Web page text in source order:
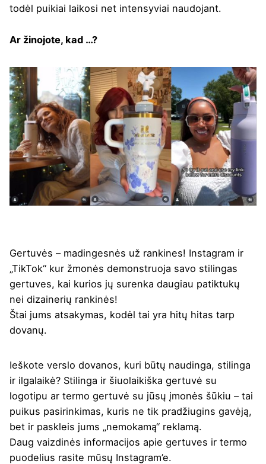
todėl puikiai laikosi net intensyviai naudojant.
Ar žinojote, kad …?
Gertuvės – madingesnės už rankines! Instagram ir
„TikTok“ kur žmonės demonstruoja savo stilingas
gertuves, kai kurios jų surenka daugiau patiktukų
nei dizainerių rankinės!
Štai jums atsakymas, kodėl tai yra hitų hitas tarp
dovanų.
Ieškote verslo dovanos, kuri būtų naudinga, stilinga
ir ilgalaikė? Stilinga ir šiuolaikiška gertuvė su
logotipu ar termo gertuvė su jūsų įmonės šūkiu – tai
puikus pasirinkimas, kuris ne tik pradžiugins gavėją,
bet ir paskleis jums „nemokamą“ reklamą.
Daug vaizdinės informacijos apie gertuves ir termo
puodelius rasite mūsų Instagram’e.